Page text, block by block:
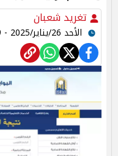
تغريد شعبان
الأحد 26/يناير/2025 - 11:09 ص